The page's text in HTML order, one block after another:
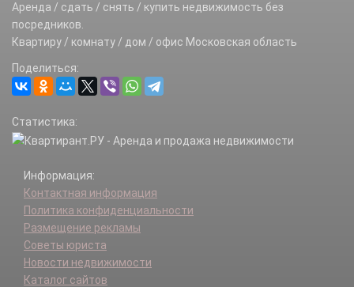
Аренда / сдать / снять / купить недвижимость без
посредников.
Квартиру / комнату / дом / офис Московская область
Поделиться:
Статистика:
Информация:
Контактная информация
Политика конфиденциальности
Размещение рекламы
Советы юриста
Новости недвижимости
Каталог сайтов